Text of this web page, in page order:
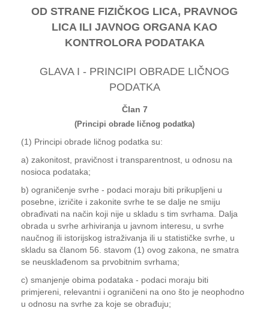
OD STRANE FIZIČKOG LICA, PRAVNOG
LICA ILI JAVNOG ORGANA KAO
KONTROLORA PODATAKA
GLAVA I - PRINCIPI OBRADE LIČNOG
PODATKA
Član 7
(Principi obrade ličnog podatka)
(1) Principi obrade ličnog podatka su:
a) zakonitost, pravičnost i transparentnost, u odnosu na
nosioca podataka;
b) ograničenje svrhe - podaci moraju biti prikupljeni u
posebne, izričite i zakonite svrhe te se dalje ne smiju
obrađivati na način koji nije u skladu s tim svrhama. Dalja
obrada u svrhe arhiviranja u javnom interesu, u svrhe
naučnog ili istorijskog istraživanja ili u statističke svrhe, u
skladu sa članom 56. stavom (1) ovog zakona, ne smatra
se neusklađenom sa prvobitnim svrhama;
c) smanjenje obima podataka - podaci moraju biti
primjereni, relevantni i ograničeni na ono što je neophodno
u odnosu na svrhe za koje se obrađuju;